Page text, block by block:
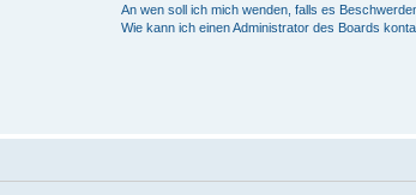
An wen soll ich mich wenden, falls es
Wie kann ich einen Administrator des Boards